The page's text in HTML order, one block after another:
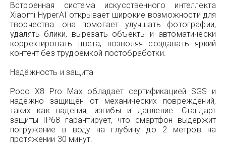
Встроенная система искусственного интеллекта
Xiaomi HyperAI открывает широкие возможности для
творчества: она помогает улучшать фотографии,
удалять блики, вырезать объекты и автоматически
корректировать цвета, позволяя создавать яркий
контент без трудоёмкой постобработки.
Надёжность и защита
Poco X8 Pro Max обладает сертификацией SGS и
надёжно защищён от механических повреждений,
таких как падения, изгибы и давление. Стандарт
защиты IP68 гарантирует, что смартфон выдержит
погружение в воду на глубину до 2 метров на
протяжении 30 минут.